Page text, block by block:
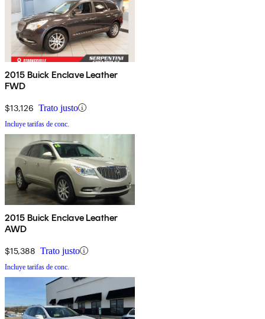
2015 Buick Enclave Leather
FWD
$13,126 Trato justo
Incluye tarifas de conc.
2015 Buick Enclave Leather
AWD
$15,388 Trato justo
Incluye tarifas de conc.